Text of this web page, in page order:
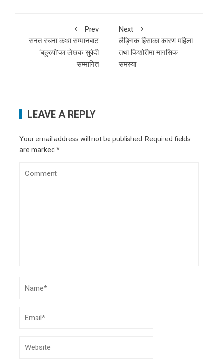
Prev
सनत रचना कथा सम्मानबाट
‘बहुरुपी’का लेखक सुवेदी
सम्मानित
Next
लैङ्गिक हिंसाका कारण महिला
तथा किशोरीमा मानसिक
समस्या
LEAVE A REPLY
Your email address will not be published. Required fields
are marked *